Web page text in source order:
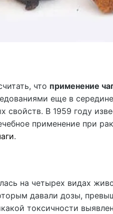
что применение
еще в
свойств. В 1959 году
применение при
.
на четырех видах
давали дозы,
токсичности